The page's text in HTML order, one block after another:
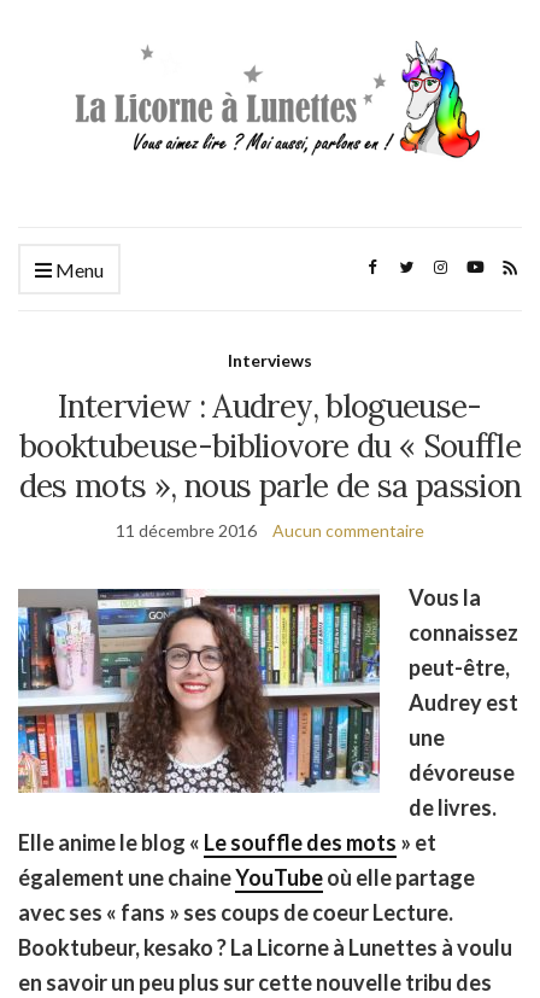
Menu
Interviews
Interview : Audrey, blogueuse-
booktubeuse-bibliovore du « Souffle
des mots », nous parle de sa passion
11 décembre 2016 Aucun commentaire
Vous la
connaissez
peut-être,
Audrey est
une
dévoreuse
de livres.
Elle anime le blog « Le souffle des mots » et
également une chaineYouTubeoù elle partage
avec ses « fans » ses coups de coeur Lecture.
Booktubeur, kesako ? La Licorne à Lunettes à voulu
en savoir un peu plus sur cette nouvelle tribu des